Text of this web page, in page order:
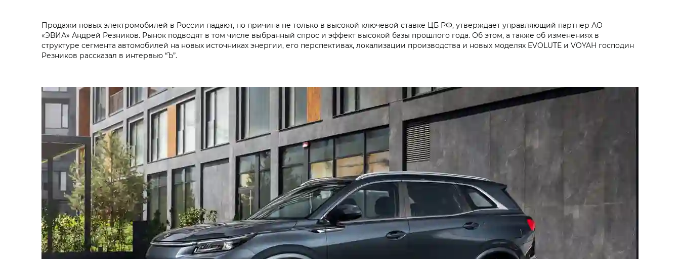
Продажи новых электромобилей в России падают, но причина не только в высокой ключевой ставке ЦБ РФ, утверждает управляющий партнер АО
«ЭВИА» Андрей Резников. Рынок подводят в том числе выбранный спрос и эффект высокой базы прошлого года. Об этом, а также об изменениях в
структуре сегмента автомобилей на новых источниках энергии, его перспективах, локализации производства и новых моделях EVOLUTE и VOYAH господин
Резников рассказал в интервью “Ъ”.